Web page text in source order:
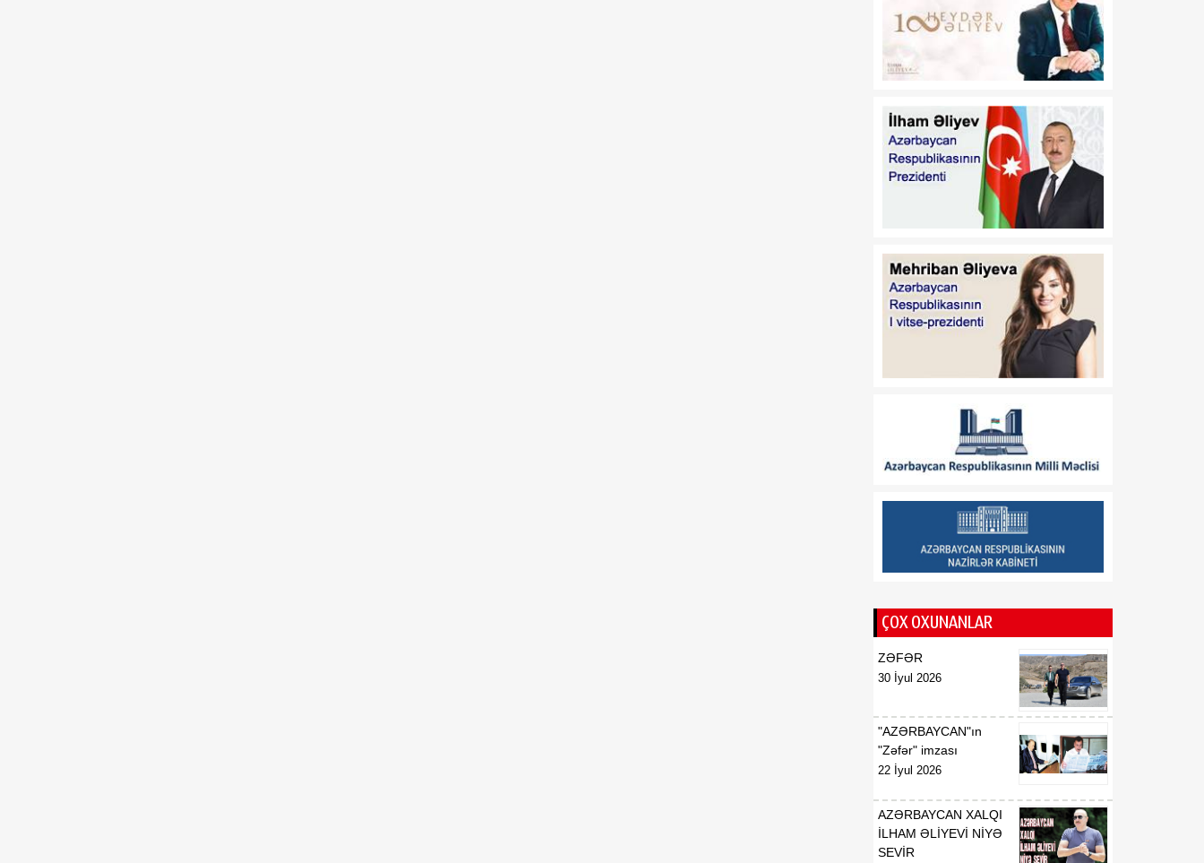
Göz sağlamlığını qorumaq
üçün hər fəslə uyğun
qidalanmaya və sağlam
yetirmək lazımdır
18:15
08 Avqust
Luvr İslam incəsənətinə
həsr olunmuş müvəqqəti
18:00
08 Avqust
Siyasi şərhçi:
Azərbaycanla Ermənistan
iqtisadi, siyasi və
humanitar müstəvidə
əməli addımlar atır
17:45
08 Avqust
sonra: Cənubi Qafqazda
sülh gündəliyi ŞƏRH
17:30
Qazaxda 11,7 min hektar
tondan çox məhsul
17:25
Aİ “Meta” və “TikTok”u
daha qətiyyətli tədbirlər
görməyə çağırıb
17:20
Azərbaycan–ABŞ
Tərəfdaşlıq Xartiyası
17:15
08 Avqust
ÇOX OXUNANLAR
ZƏFƏR
30 İyul 2026
"AZƏRBAYCAN"ın
"Zəfər" imzası
22 İyul 2026
AZƏRBAYCAN XALQI
İLHAM ƏLİYEVİ NİYƏ
SEVİR